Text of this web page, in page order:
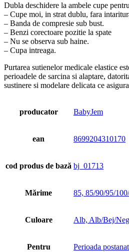
Dubla deschidere la ambele cupe
– Cupe moi, in strat dublu, fara
– Banda de compresie sub bust.
– Benzi corectoare pozitie la spate
– Nu se observa sub haine.
– Cupa intreaga.
Purtarea sutienelor medicale elastice
perioadele de sarcina si alaptare,
sustinere si modelare delicata ce
producator BabyJem
ean 8699204310170
cod produs de bază bj_01713
Mărime 85, 85/90/95/
Culoare Alb, Alb/Bej/
Pentru Perioada